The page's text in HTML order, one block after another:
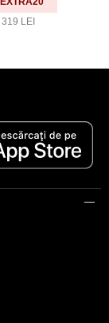
319 LEI